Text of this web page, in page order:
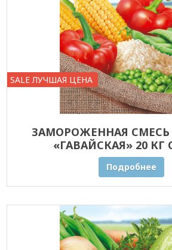
SALE ЛУЧШАЯ ЦЕНА
ЗАМОРОЖЕННАЯ
«ГАВАЙСКАЯ» 20
Подробнее